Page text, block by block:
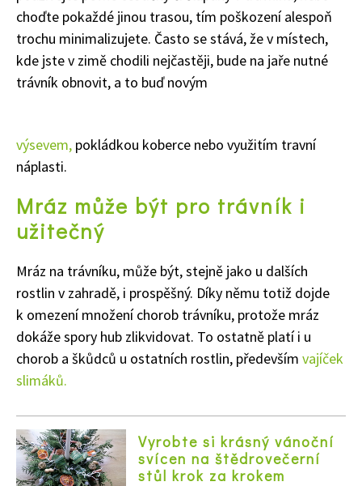
choďte pokaždé jinou trasou, tím poškození alespoň
trochu minimalizujete. Často se stává, že v místech,
kde jste v zimě chodili nejčastěji, bude na jaře nutné
trávník obnovit, a to buď novým
výsevem, pokládkou koberce nebo využitím travní
náplasti.
Mráz může být pro trávník i
užitečný
Mráz na trávníku, může být, stejně jako u dalších
rostlin v zahradě, i prospěšný. Díky němu totiž dojde
k omezení množení chorob trávníku, protože mráz
dokáže spory hub zlikvidovat. To ostatně platí i u
chorob a škůdců u ostatních rostlin, především vajíček
slimáků.
Vyrobte si krásný vánoční
svícen na štědrovečerní
stůl krok za krokem